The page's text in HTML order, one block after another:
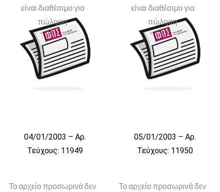
είναι διαθέσιμο για
πώληση
04/01/2003 – Αρ.
Τεύχους: 11949
είναι διαθέσιμο για
πώληση
05/01/2003 – Αρ.
Τεύχους: 11950
Το αρχείο προσωρινά δεν
Το αρχείο προσωρινά δεν